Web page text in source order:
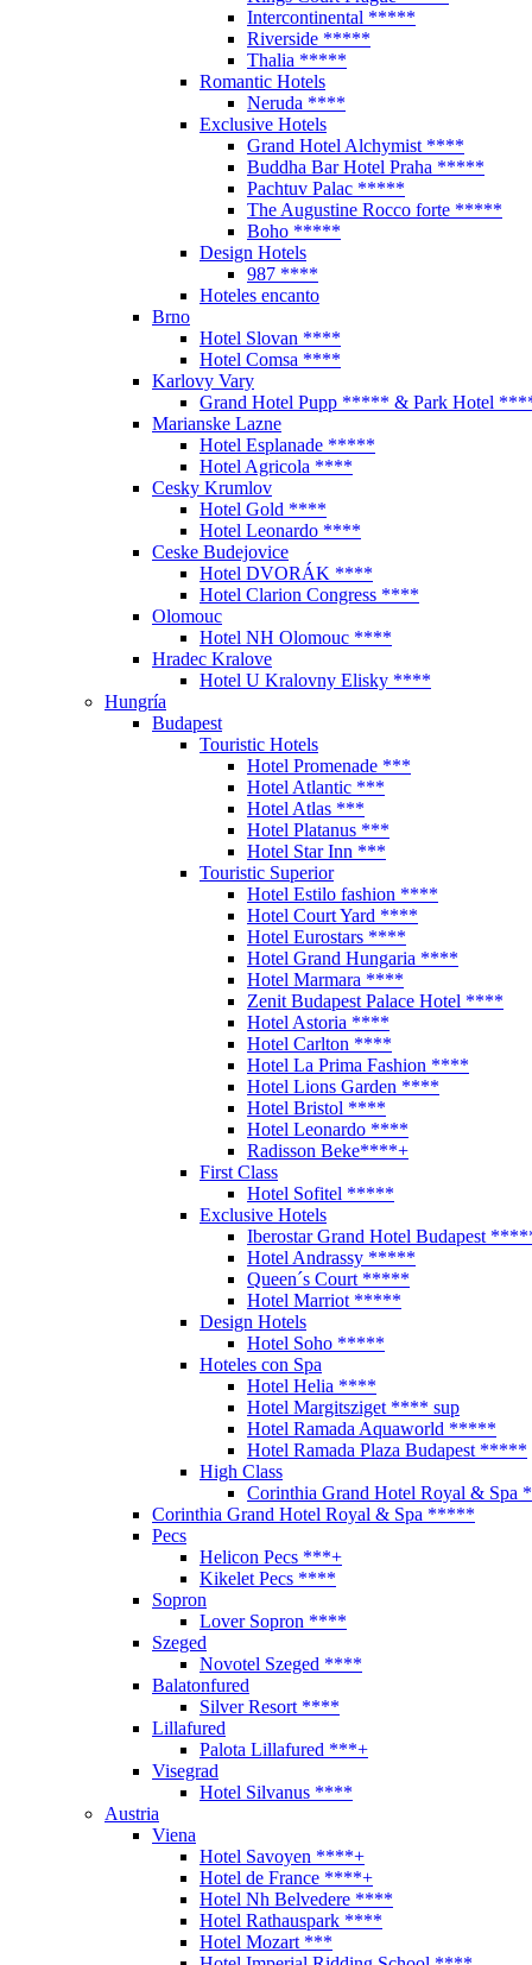
Intercontinental *****
Riverside *****
Thalia *****
Romantic Hotels
Neruda ****
Exclusive Hotels
Grand Hotel Alchymist ****
Buddha Bar Hotel Praha *****
Pachtuv Palac *****
The Augustine Rocco forte *****
Boho *****
Design Hotels
987 ****
Hoteles encanto
Brno
Hotel Slovan ****
Hotel Comsa ****
Karlovy Vary
Grand Hotel Pupp ***** & Park Hotel
Marianske Lazne
Hotel Esplanade *****
Hotel Agricola ****
Cesky Krumlov
Hotel Gold ****
Hotel Leonardo ****
Ceske Budejovice
Hotel DVORÁK ****
Hotel Clarion Congress ****
Olomouc
Hotel NH Olomouc ****
Hradec Kralove
Hotel U Kralovny Elisky ****
Hungría
Budapest
Touristic Hotels
Hotel Promenade ***
Hotel Atlantic ***
Hotel Atlas ***
Hotel Platanus ***
Hotel Star Inn ***
Touristic Superior
Hotel Estilo fashion ****
Hotel Court Yard ****
Hotel Eurostars ****
Hotel Grand Hungaria ****
Hotel Marmara ****
Zenit Budapest Palace Hotel ****
Hotel Astoria ****
Hotel Carlton ****
Hotel La Prima Fashion ****
Hotel Lions Garden ****
Hotel Bristol ****
Hotel Leonardo ****
Radisson Beke****+
First Class
Hotel Sofitel *****
Exclusive Hotels
Iberostar Grand Hotel Budapest
Hotel Andrassy *****
Queen´s Court *****
Hotel Marriot *****
Design Hotels
Hotel Soho *****
Hoteles con Spa
Hotel Helia ****
Hotel Margitsziget **** sup
Hotel Ramada Aquaworld *****
Hotel Ramada Plaza Budapest *****
High Class
Corinthia Grand Hotel Royal &
Corinthia Grand Hotel Royal & Spa *****
Pecs
Helicon Pecs ***+
Kikelet Pecs ****
Sopron
Lover Sopron ****
Szeged
Novotel Szeged ****
Balatonfured
Silver Resort ****
Lillafured
Palota Lillafured ***+
Visegrad
Hotel Silvanus ****
Austria
Viena
Hotel Savoyen ****+
Hotel de France ****+
Hotel Nh Belvedere ****
Hotel Rathauspark ****
Hotel Mozart ***